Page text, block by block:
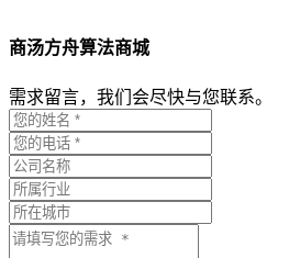
商汤方舟算法商城
需求留言，我们会尽快与您联系。